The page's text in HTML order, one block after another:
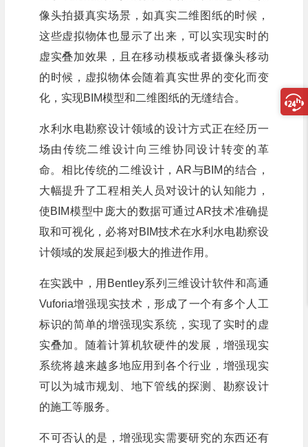
像头拍摄真实场景，如真实二维图纸的时候，
这些虚拟物体也显示了出来，可以实现实时的
虚实叠加效果，且在移动模板或者摄像头移动
的时候，虚拟物体会随着真实世界的变化而变
化，实现BIM模型和二维图纸的无缝结合。
水利水电勘察设计领域的设计方式正在经历一
场由传统二维设计向三维协同设计转变的革
命。相比传统的二维设计，AR与BIM的结合，
大幅提升了工程相关人员对设计的认知能力，
使BIM模型中庞大的数据可通过AR技术准确提
取和可视化，必将对BIM技术在水利水电勘察设
计领域的发展起到极大的推进作用。
在实践中，用Bentley系列三维设计软件和高通
Vuforia增强现实技术，形成了一个有多个人工
标识的简单的增强现实系统，实现了实时的虚
实叠加。随着计算机软硬件的发展，增强现实
系统将越来越多地应用到各个行业，增强现实
可以为城市规划、地下管线的探测、勘察设计
的施工等服务。
不可否认的是，增强现实需要研究的东西还有